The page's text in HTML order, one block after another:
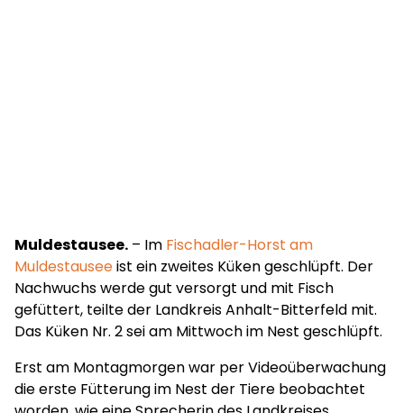
Muldestausee. – Im Fischadler-Horst am
Muldestauseeist ein zweites Küken geschlüpft. Der
Nachwuchs werde gut versorgt und mit Fisch
gefüttert, teilte der Landkreis Anhalt-Bitterfeld mit.
Das Küken Nr. 2 sei am Mittwoch im Nest geschlüpft.
Erst am Montagmorgen war per Videoüberwachung
die erste Fütterung im Nest der Tiere beobachtet